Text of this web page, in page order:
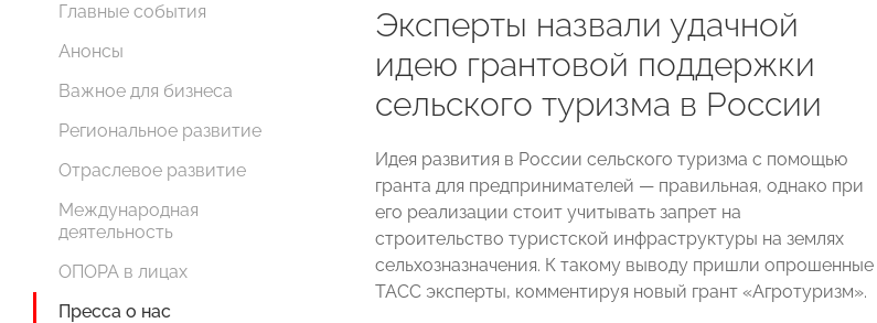
Главные события
Анонсы
Важное для бизнеса
Региональное развитие
Отраслевое развитие
Международная
деятельность
ОПОРА в лицах
Пресса о нас
Эксперты назвали удачной
идею грантовой поддержки
сельского туризма в России
Идея развития в России сельского туризма с помощью
гранта для предпринимателей — правильная, однако при
его реализации стоит учитывать запрет на
строительство туристской инфраструктуры на землях
сельхозназначения. К такому выводу пришли опрошенные
ТАСС эксперты, комментируя новый грант «Агротуризм».